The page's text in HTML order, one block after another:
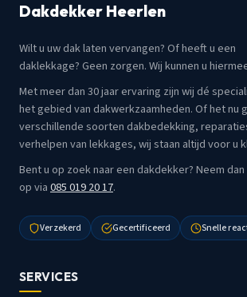
Dakdekker Heerlen
Wilt u uw dak laten vervangen? Of heeft u een
daklekkage? Geen zorgen. Wij kunnen u
Met meer dan 30 jaar ervaring zijn wij dé
het gebied van dakwerkzaamheden. Of het nu
verschillende soorten dakbedekking,
verhelpen van lekkages, wij staan altijd voor u
Bent u op zoek naar een dakdekker? Neem
op via085 019 20 17.
Verzekerd Gecertificeerd Snelle
SERVICES